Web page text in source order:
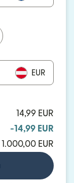
EUR
14,99 EUR
-14,99 EUR
1.000,00 EUR